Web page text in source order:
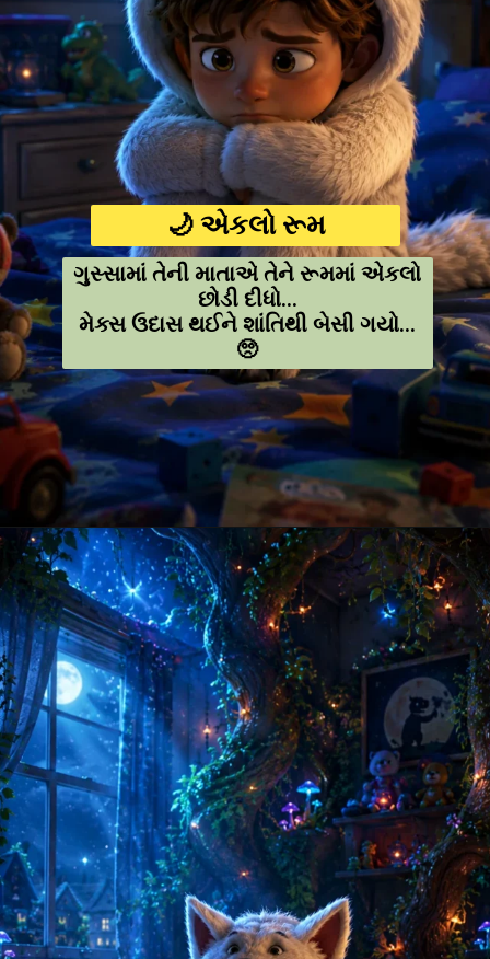
🌙 એકલો રૂમ
ગુસ્સામાં તેની માતાએ તેને રૂમમાં એકલો
છોડી દીધો...
મેક્સ ઉદાસ થઈને શાંતિથી બેસી ગયો...
🥺
Opening